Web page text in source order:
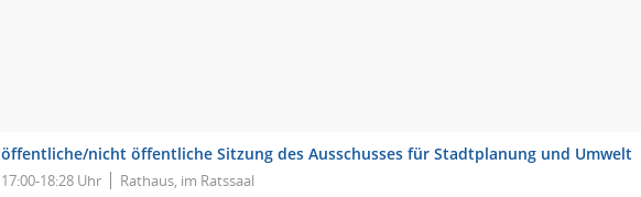
öffentliche/nicht öffentliche Sitzung des Ausschusses für Stadtplanung und Umwelt
17:00-18:28 Uhr Rathaus, im Ratssaal